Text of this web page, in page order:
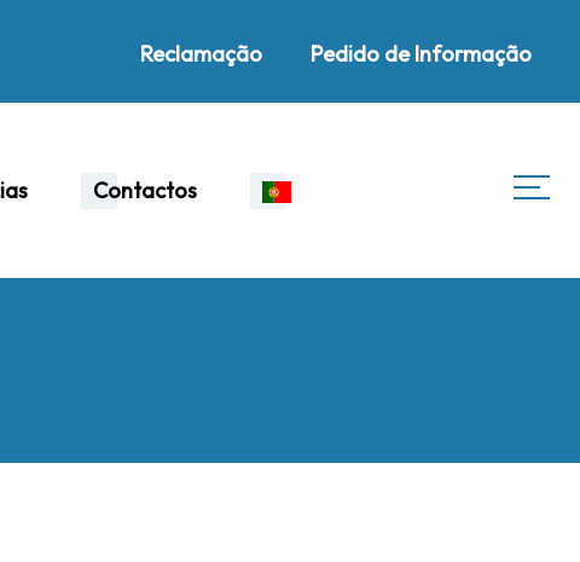
Reclamação Pedido de Informação
Contactos